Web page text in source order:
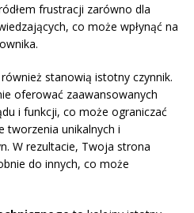
frustracji zarówno dla
co może wpłynąć na
również stanowią istotny czynnik.
oferować zaawansowanych
i funkcji, co może ograniczać
tworzenia unikalnych i
W rezultacie, Twoja strona
do innych, co może